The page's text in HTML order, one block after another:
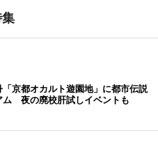
「京都オカルト遊園地」に都市伝説
ム 夜の廃校肝試しイベントも